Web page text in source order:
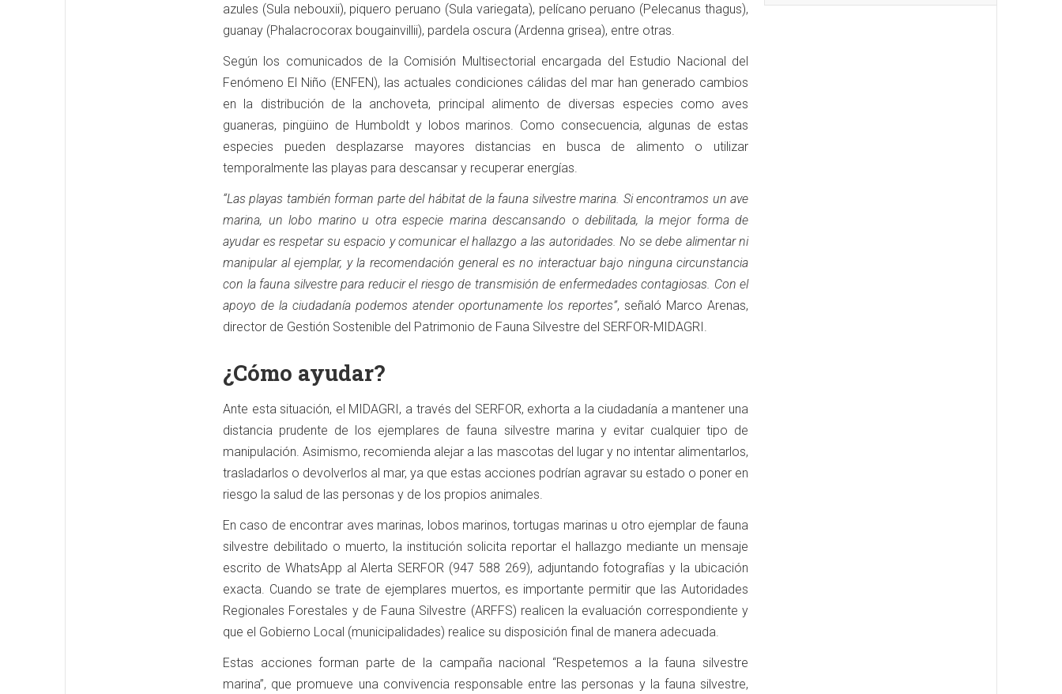
azules (Sula nebouxii), piquero peruano (Sula variegata), pelícano peruano (Pelecanus thagus),
guanay (Phalacrocorax bougainvillii), pardela oscura (Ardenna grisea), entre otras.
Según los comunicados de la Comisión Multisectorial encargada del Estudio Nacional del
Fenómeno El Niño (ENFEN), las actuales condiciones cálidas del mar han generado cambios
en la distribución de la anchoveta, principal alimento de diversas especies como aves
guaneras, pingüino de Humboldt y lobos marinos. Como consecuencia, algunas de estas
especies pueden desplazarse mayores distancias en busca de alimento o utilizar
temporalmente las playas para descansar y recuperar energías.
“Las playas también forman parte del hábitat de la fauna silvestre marina. Si encontramos un ave
marina, un lobo marino u otra especie marina descansando o debilitada, la mejor forma de
ayudar es respetar su espacio y comunicar el hallazgo a las autoridades. No se debe alimentar ni
manipular al ejemplar, y la recomendación general es no interactuar bajo ninguna circunstancia
con la fauna silvestre para reducir el riesgo de transmisión de enfermedades contagiosas. Con el
apoyo de la ciudadanía podemos atender oportunamente los reportes”, señaló Marco Arenas,
director de Gestión Sostenible del Patrimonio de Fauna Silvestre del SERFOR-MIDAGRI.
¿Cómo ayudar?
Ante esta situación, el MIDAGRI, a través del SERFOR, exhorta a la ciudadanía a mantener una
distancia prudente de los ejemplares de fauna silvestre marina y evitar cualquier tipo de
manipulación. Asimismo, recomienda alejar a las mascotas del lugar y no intentar alimentarlos,
trasladarlos o devolverlos al mar, ya que estas acciones podrían agravar su estado o poner en
riesgo la salud de las personas y de los propios animales.
En caso de encontrar aves marinas, lobos marinos, tortugas marinas u otro ejemplar de fauna
silvestre debilitado o muerto, la institución solicita reportar el hallazgo mediante un mensaje
escrito de WhatsApp al Alerta SERFOR (947 588 269), adjuntando fotografías y la ubicación
exacta. Cuando se trate de ejemplares muertos, es importante permitir que las Autoridades
Regionales Forestales y de Fauna Silvestre (ARFFS) realicen la evaluación correspondiente y
que el Gobierno Local (municipalidades) realice su disposición final de manera adecuada.
Estas acciones forman parte de la campaña nacional “Respetemos a la fauna silvestre
marina”, que promueve una convivencia responsable entre las personas y la fauna silvestre,